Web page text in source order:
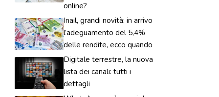
online?
Inail, grandi novità: in arrivo
l’adeguamento del 5,4%
delle rendite, ecco quando
Digitale terrestre, la nuova
lista dei canali: tutti i
dettagli